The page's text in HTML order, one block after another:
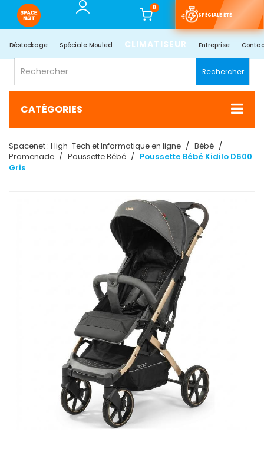
0
SPÉCIALE ÉTÉ
Déstockage Spéciale Mouled CLIMATISEUR Entreprise
Rechercher
CATÉGORIES
Spacenet : High-Tech et Informatique en ligne
Bébé
Promenade
Poussette Bébé
Poussette Bébé Kidilo D600
Gris